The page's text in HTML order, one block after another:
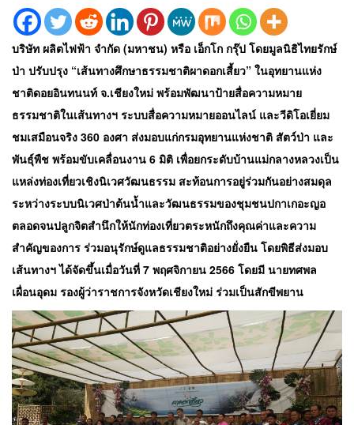
บริษัท ผลิตไฟฟ้า จำกัด (มหาชน) หรือ เอ็กโก กรุ๊ป โดยมูลนิธิไทยรักษ์
ป่า ปรับปรุง “เส้นทางศึกษาธรรมชาติผาดอกเสี้ยว” ในอุทยานแห่ง
ชาติดอยอินทนนท์ จ.เชียงใหม่ พร้อมพัฒนาป้ายสื่อความหมาย
ธรรมชาติในเส้นทางฯ ระบบสื่อความหมายออนไลน์ และวีดิโอเยี่ยม
ชมเสมือนจริง 360 องศา ส่งมอบแก่กรมอุทยานแห่งชาติ สัตว์ป่า และ
พันธุ์พืช พร้อมขับเคลื่อนงาน 6 มิติ เพื่อยกระดับบ้านแม่กลางหลวงเป็น
แหล่งท่องเที่ยวเชิงนิเวศวัฒนธรรม สะท้อนการอยู่ร่วมกันอย่างสมดุล
ระหว่างระบบนิเวศป่าต้นน้ำและวัฒนธรรมของชุมชนปกาเกอะญอ
ตลอดจนปลูกจิตสำนึกให้นักท่องเที่ยวตระหนักถึงคุณค่าและความ
สำคัญของการ ร่วมอนุรักษ์ดูแลธรรมชาติอย่างยั่งยืน โดยพิธีส่งมอบ
เส้นทางฯ ได้จัดขึ้นเมื่อวันที่ 7 พฤศจิกายน 2566 โดยมี นายทศพล
เผื่อนอุดม รองผู้ว่าราชการจังหวัดเชียงใหม่ ร่วมเป็นสักขีพยาน